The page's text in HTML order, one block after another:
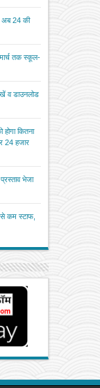
अब 24 की
तक स्कूल-
व डाउनलोड
कितना
24 हजार
भेजा
कम स्टाफ,